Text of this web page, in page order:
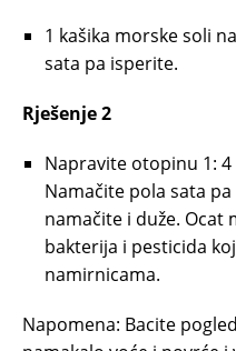
1 kašika morske soli
sata pa isperite.
Rješenje 2
Napravite otopinu 1:
Namačite pola sata
namačite i duže. Ocat
bakterija i pesticida
namirnicama.
Napomena: Bacite